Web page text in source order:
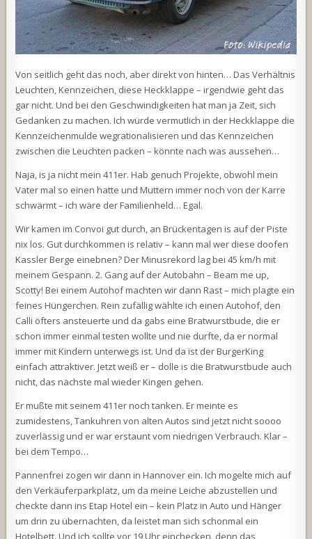
Von seitlich geht das noch, aber direkt von hinten… Das Verhältnis
Leuchten, Kennzeichen, diese Heckklappe – irgendwie geht das
gar nicht. Und bei den Geschwindigkeiten hat man ja Zeit, sich
Gedanken zu machen. Ich würde vermutlich in der Heckklappe die
Kennzeichenmulde wegrationalisieren und das Kennzeichen
zwischen die Leuchten packen – könnte nach was aussehen…
Naja, is ja nicht mein 411er. Hab genuch Projekte, obwohl mein
Vater mal so einen hatte und Muttern immer noch von der Karre
schwärmt – ich wäre der Familienheld… Egal.
Wir kamen im Convoi gut durch, an Brückentagen is auf der Piste
nix los. Gut durchkommen is relativ – kann mal wer diese doofen
Kassler Berge einebnen? Der Minusrekord lag bei 45 km/h mit
meinem Gespann. 2. Gang auf der Autobahn – Beam me up,
Scotty! Bei einem Autohof machten wir dann Rast – mich plagte ein
feines Hüngerchen. Rein zufällig wählte ich einen Autohof, den
Calli öfters ansteuerte und da gabs eine Bratwurstbude, die er
schon immer einmal testen wollte und nie durfte, da er normal
immer mit Kindern unterwegs ist. Und da ist der BurgerKing
einfach attraktiver. Jetzt weiß er – dolle is die Bratwurstbude auch
nicht, das nächste mal wieder Kingen gehen.
Er mußte mit seinem 411er noch tanken. Er meinte es
zumidestens, Tankuhren von alten Autos sind jetzt nicht soooo
zuverlässig und er war erstaunt vom niedrigen Verbrauch. Klar –
bei dem Tempo…
Pannenfrei zogen wir dann in Hannover ein. Ich mogelte mich auf
den Verkäuferparkplatz, um da meine Leiche abzustellen und
checkte dann ins Etap Hotel ein – kein Platz in Auto und Hänger
um drin zu übernachten, da leistet man sich schonmal ein
Hotelbett. Und ich sollte vor 19 Uhr einchecken, denn das